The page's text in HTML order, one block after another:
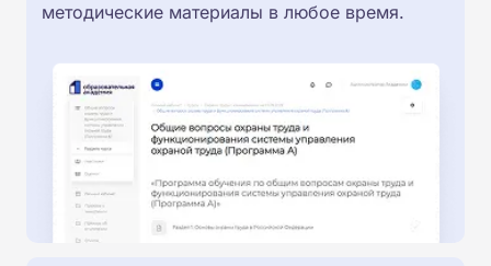
методические материалы в любое время.